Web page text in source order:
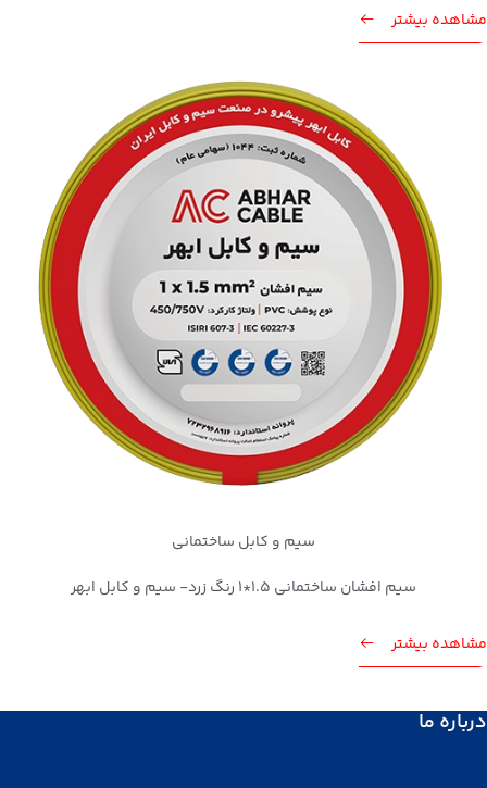
مشاهده بیشتر
سیم و کابل ساختمانی
سیم افشان ساختمانی 1.5*1 رنگ زرد- سیم و کابل ابهر
مشاهده بیشتر
درباره ما